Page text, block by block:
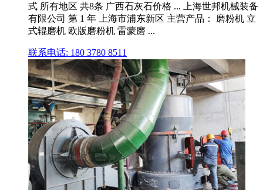
式 所有地区 共8条 广西石灰石价格 ... 上海世邦机械装备
有限公司 第 1 年 上海市浦东新区 主营产品： 磨粉机 立
式辊磨机 欧版磨粉机 雷蒙磨 ...
联系电话: 180 3780 8511